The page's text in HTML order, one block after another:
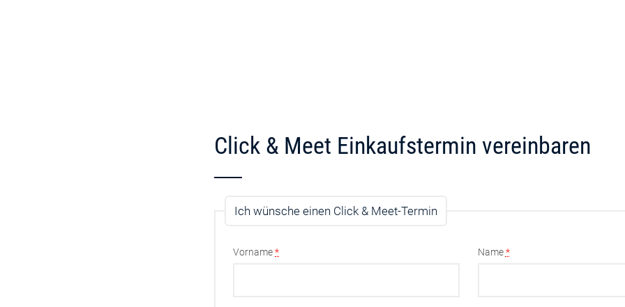
Click & Meet Einkaufstermin vereinbaren
Ich wünsche einen Click & Meet-Termin
Vorname* Name*